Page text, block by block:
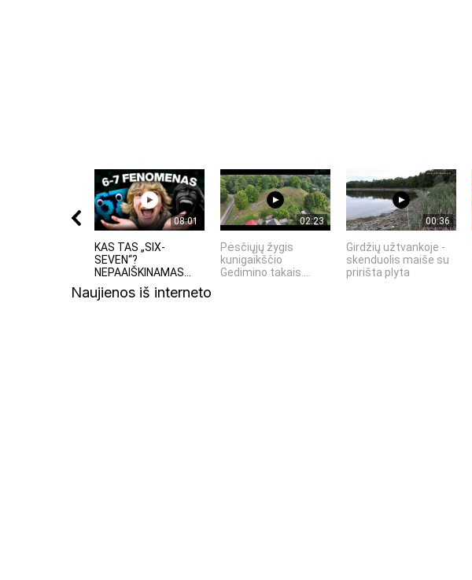
08:01
KAS TAS „SIX-
SEVEN“?
NEPAAIŠKINAMAS...
02:23
Pėsčiųjų žygis
kunigaikščio
Gedimino takais....
00:36
Girdžių užtvankoje -
skenduolis maiše su
pririšta plyta
Naujienos iš interneto